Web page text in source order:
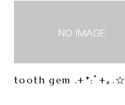
tooth gem .+*:ﾟ+｡.☆